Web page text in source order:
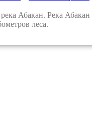
Абакан. Река Абакан
леса.